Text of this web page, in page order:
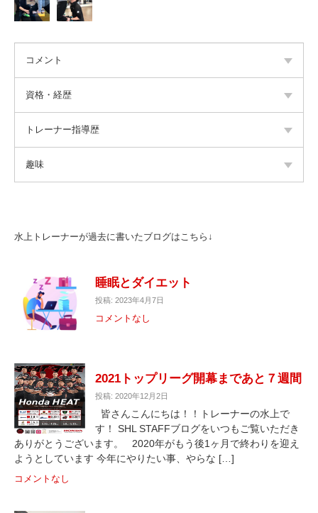
コメント
資格・経歴
トレーナー指導歴
趣味
水上トレーナーが過去に書いたブログはこちら↓
睡眠とダイエット
投稿: 2023年4月7日
コメントなし
2021トップリーグ開幕まであと７週間
投稿: 2020年12月2日
皆さんこんにちは！！トレーナーの水上で
す！ SHL STAFFブログをいつもご覧いただき
ありがとうございます。 2020年がもう後1ヶ月で終わりを迎え
ようとしています 今年にやりたい事、やらな […]
コメントなし